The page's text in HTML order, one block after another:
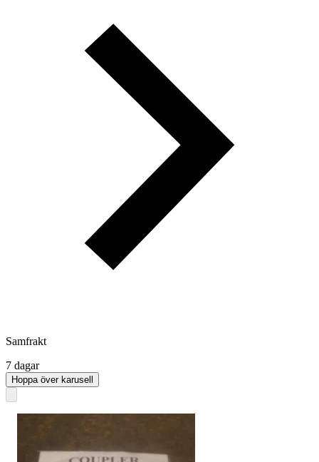
Samfrakt
7 dagar
Hoppa över karusell